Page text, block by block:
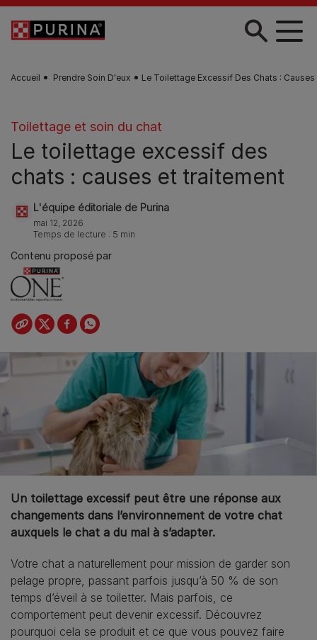
Skip to main content
Accueil Prendre Soin D'eux Le Toilettage Excessif Des Chats :
Toilettage et soin du chat
Le toilettage excessif des
chats : causes et traitement
L'équipe éditoriale de Purina
mai 12, 2026
Temps de lecture : 5 min
Contenu proposé par
Un toilettage excessif peut être une réponse aux
changements dans l’environnement de votre chat
auxquels le chat a du mal à s’adapter.
Votre chat a naturellement pour mission de garder son
pelage propre, passant parfois jusqu’à 50 % de son
temps d’éveil à se toiletter. Mais parfois, ce
comportement peut devenir excessif. Découvrez
pourquoi cela se produit et ce que vous pouvez faire